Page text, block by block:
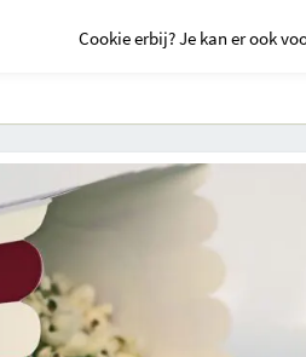
Contact
Cookie erbij? Je kan er ook